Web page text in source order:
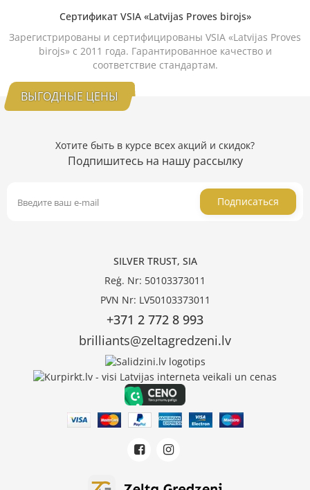
Сертификат VSIA «Latvijas Proves birojs»
Зарегистрированы и сертифицированы VSIA «Latvijas Proves
birojs» с 2011 года. Гарантированное качество и
соответствие стандартам.
ВЫГОДНЫЕ ЦЕНЫ
Хотите быть в курсе всех акций и скидок?
Подпишитесь на нашу рассылку
Подписаться
SILVER TRUST, SIA
Reģ. Nr: 50103373011
PVN Nr: LV50103373011
+371 2 772 8 993
brilliants@zeltagredzeni.lv